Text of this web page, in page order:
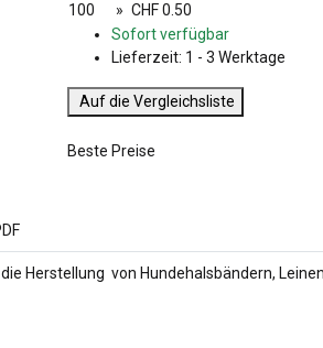
100
» CHF 0.50
Sofort verfügbar
Lieferzeit: 1 - 3 Werktage
Auf die Vergleichsliste
Beste Preise
Herstellung von Hundehalsbändern,